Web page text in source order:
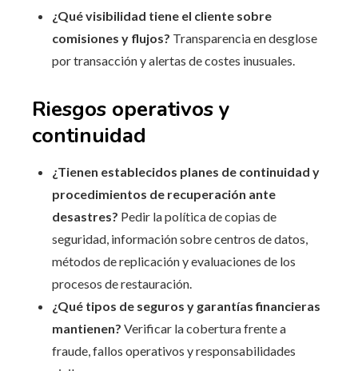
¿Qué visibilidad tiene el cliente sobre
comisiones y flujos? Transparencia en desglose
por transacción y alertas de costes inusuales.
Riesgos operativos y
continuidad
¿Tienen establecidos planes de continuidad y
procedimientos de recuperación ante
desastres? Pedir la política de copias de
seguridad, información sobre centros de datos,
métodos de replicación y evaluaciones de los
procesos de restauración.
¿Qué tipos de seguros y garantías financieras
mantienen? Verificar la cobertura frente a
fraude, fallos operativos y responsabilidades